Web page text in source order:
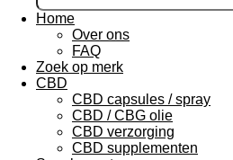
Home
Over ons
FAQ
Zoek op merk
CBD
CBD capsules / spray
CBD / CBG olie
CBD verzorging
CBD supplementen